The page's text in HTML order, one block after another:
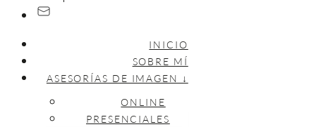
INICIO
SOBRE MÍ
ASESORÍAS DE IMAGEN ↓
ONLINE
PRESENCIALES